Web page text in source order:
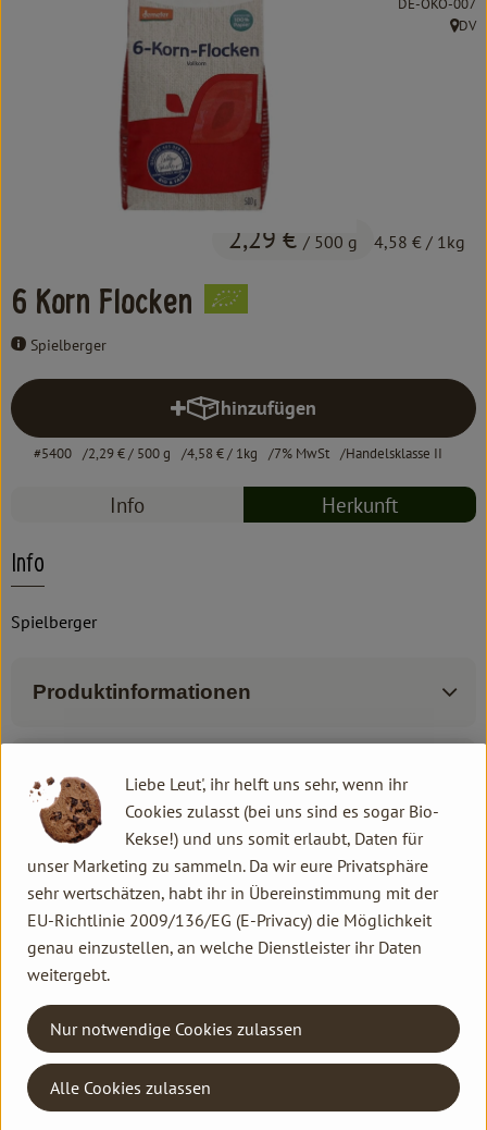
Kochen & Backen
Süß & Pikant
Erleben
6 Korn Flocken
Spielberger
2,29 € / 500 g 4,58 € / 1kg
DE-ÖKO-007
,DV
hinzufügen
Produkt zum Warenkorb
#5400 2,29 €/ 500 g 4,58 €/ 1kg 7% MwSt Handelsklasse II
Info Herkunft
Info
Spielberger
Produktinformationen
Zutaten
Produktdatenblatt
Herkunft
Hersteller: Spielberger Mühle
DV
Spielberger Mühle
Liebe Leut', ihr helft uns sehr, wenn ihr
Cookies zulasst (bei uns sind es sogar Bio-
Kekse!) und uns somit erlaubt, Daten für
unser Marketing zu sammeln. Da wir eure Privatsphäre
sehr wertschätzen, habt ihr in Übereinstimmung mit der
EU-Richtlinie 2009/136/EG (E-Privacy) die Möglichkeit
genau einzustellen, an welche Dienstleister ihr Daten
weitergebt.
Nur notwendige Cookies zulassen
Alle Cookies zulassen